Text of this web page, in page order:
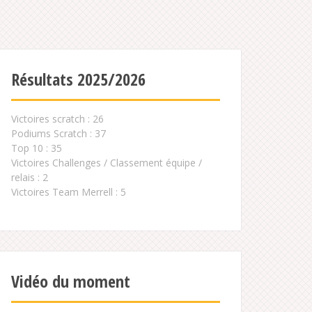
Résultats 2025/2026
Victoires scratch : 26
Podiums Scratch : 37
Top 10 : 35
Victoires Challenges / Classement équipe /
relais : 2
Victoires Team Merrell : 5
Vidéo du moment